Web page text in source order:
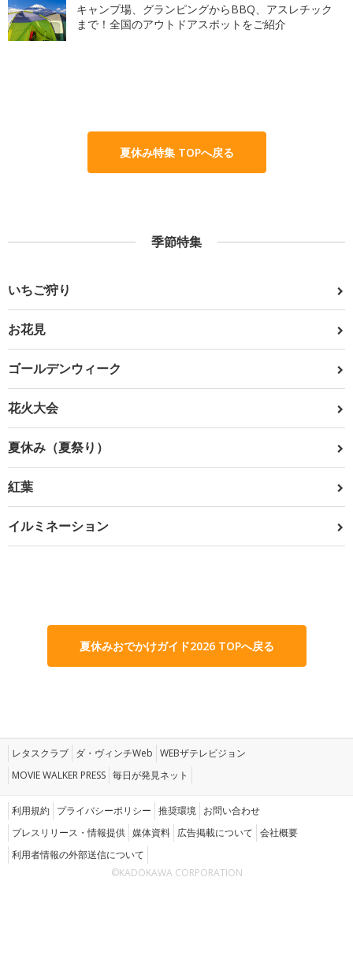
キャンプ場、グランピングからBBQ、アスレチック
まで！全国のアウトドアスポットをご紹介
夏休み特集 TOPへ戻る
季節特集
いちご狩り
お花見
ゴールデンウィーク
花火大会
夏休み（夏祭り）
紅葉
イルミネーション
夏休みおでかけガイド2026 TOPへ戻る
レタスクラブ ダ・ヴィンチWeb WEBザテレビジョン
MOVIE WALKER PRESS 毎日が発見ネット
利用規約 プライバシーポリシー 推奨環境 お問い合わせ
プレスリリース・情報提供 媒体資料 広告掲載について 会社概要
利用者情報の外部送信について
©KADOKAWA CORPORATION